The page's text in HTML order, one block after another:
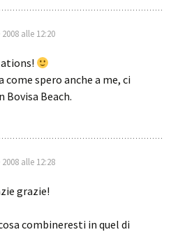
alle 12:20
come spero anche a me, ci
Bovisa Beach.
alle 12:28
grazie!
combineresti in quel di